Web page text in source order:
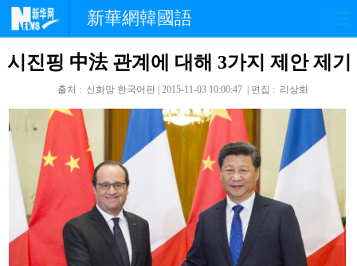
新華網韓國語
홈페이지 최신뉴스 정치
중한교류 핫 TV 문화
관광 오피니언
생생 중국어
시진핑 中法 관계에 대해 3가지 제안 제기
출처 : 신화망 한국어판 | 2015-11-03 10:00:47 | 편집 : 리상화